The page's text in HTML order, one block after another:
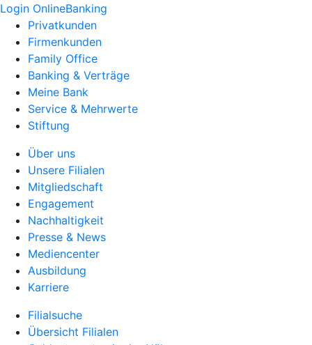
Login OnlineBanking
Privatkunden
Firmenkunden
Family Office
Banking & Verträge
Meine Bank
Service & Mehrwerte
Stiftung
Über uns
Unsere Filialen
Mitgliedschaft
Engagement
Nachhaltigkeit
Presse & News
Mediencenter
Ausbildung
Karriere
Filialsuche
Übersicht Filialen